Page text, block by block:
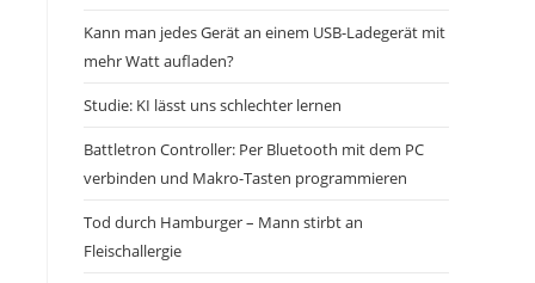
Kann man jedes Gerät an einem USB-Ladegerät mit
mehr Watt aufladen?
Studie: KI lässt uns schlechter lernen
Battletron Controller: Per Bluetooth mit dem PC
verbinden und Makro-Tasten programmieren
Tod durch Hamburger – Mann stirbt an
Fleischallergie